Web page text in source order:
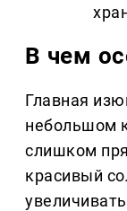
В чем
Главная
небольшом
слишком
красивый